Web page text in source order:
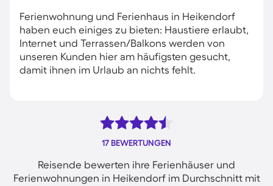
Ferienwohnung und Ferienhaus in Heikendorf
haben euch einiges zu bieten: Haustiere erlaubt,
Internet und Terrassen/Balkons werden von
unseren Kunden hier am häufigsten gesucht,
damit ihnen im Urlaub an nichts fehlt.
17 BEWERTUNGEN
Reisende bewerten ihre Ferienhäuser und
Ferienwohnungen in Heikendorf im Durchschnitt mit